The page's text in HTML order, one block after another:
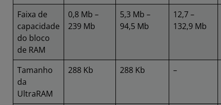
Faixa de
capacidade
do bloco
de RAM
0,8 Mb –
239 Mb
5,3 Mb –
94,5 Mb
12,7 –
132,9 Mb
Tamanho
da
UltraRAM
288 Kb 288 Kb –